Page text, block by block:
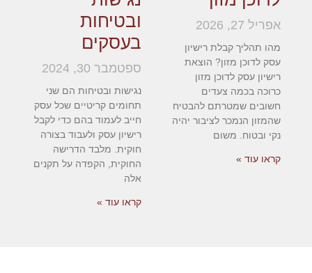
אפריל 27, 2026
מהו תהליך קבלת רישיון
עסק לדוכן מזון? הוצאת
רישיון עסק לדוכן מזון
כרוכה בכמה צעדים
חשובים שמטרתם להבטיח
שהמזון הנמכר לציבור יהיה
נקי ובטוח. משום
קראו עוד »
ובטיחות
בעסקים
ספטמבר 30, 2024
נגישות ובטיחות הם שני
תחומים קריטיים שכל עסק
חייב לעמוד בהם כדי לקבל
רישיון עסק ולעבוד בצורה
חוקית. מלבד הדרישה
החוקית, הקפדה על תקנים
אלה
קראו עוד »